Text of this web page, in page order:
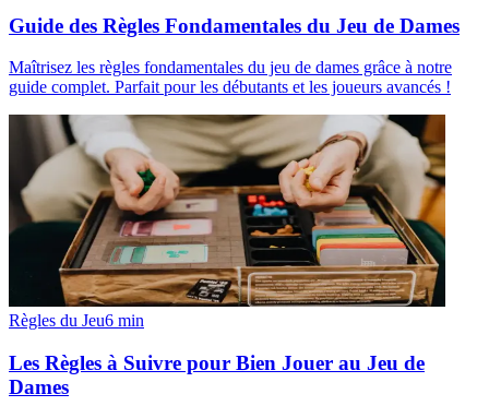
Guide des Règles Fondamentales du Jeu de Dames
Maîtrisez les règles fondamentales du jeu de dames grâce à notre
guide complet. Parfait pour les débutants et les joueurs avancés !
Règles du Jeu6 min
Les Règles à Suivre pour Bien Jouer au Jeu de
Dames